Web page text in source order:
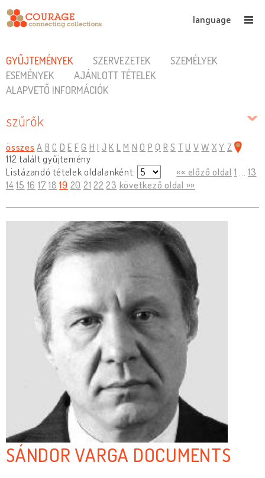
language
GYŰJTEMÉNYEK SZERVEZETEK
SZEMÉLYEK
ESEMÉNYEK
AJÁNLOTT TÉTELEK
ALAPVETŐ INFORMÁCIÓK
szűrők
összes A B C D E F G H I J K L M N O P Q R S T U V W X Y Z
112 talált gyűjtemény
Listázandó tételek oldalanként:
«« előző oldal 1 ... 13
14 15 16 17 18 19 20 21 22 23 következő oldal »»
SÁNDOR VARGA DOCUMENTS